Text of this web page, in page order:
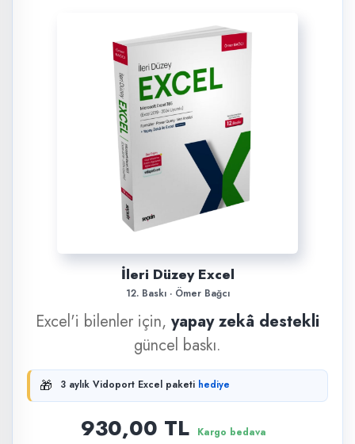
İleri Düzey Excel
12. Baskı · Ömer Bağcı
Excel'i bilenler için, yapay zekâ destekli
güncel baskı.
🎁 3 aylık Vidoport Excel paketi hediye
930,00 TL Kargo bedava